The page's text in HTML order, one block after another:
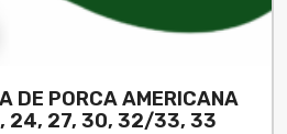
DE PORCA AMERICANA
24, 27, 30, 32/33, 33